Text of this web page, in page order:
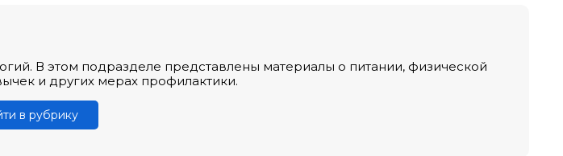
В этом подразделе представлены материалы о питании, физической
и других мерах профилактики.
в рубрику